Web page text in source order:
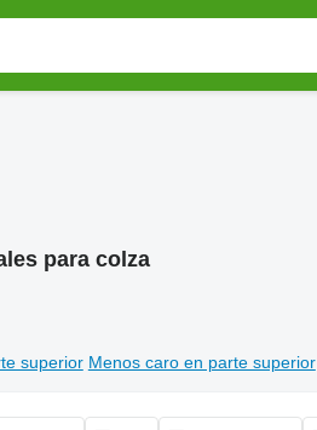
para colza
superior Menos caro en parte superior